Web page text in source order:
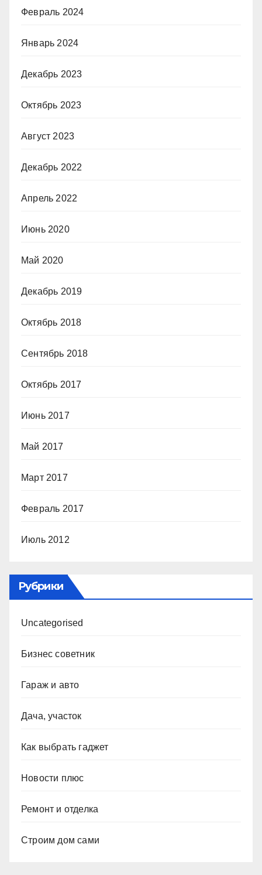
Февраль 2024
Январь 2024
Декабрь 2023
Октябрь 2023
Август 2023
Декабрь 2022
Апрель 2022
Июнь 2020
Май 2020
Декабрь 2019
Октябрь 2018
Сентябрь 2018
Октябрь 2017
Июнь 2017
Май 2017
Март 2017
Февраль 2017
Июль 2012
Рубрики
Uncategorised
Бизнес советник
Гараж и авто
Дача, участок
Как выбрать гаджет
Новости плюс
Ремонт и отделка
Строим дом сами